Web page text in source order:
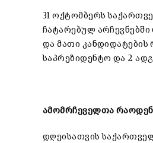
31 ოქტომბერს
ჩატარებულ
და მათი კანდიდატების
საპრეზიდენტო და 2
ამომრჩეველთა
დღეისათვის